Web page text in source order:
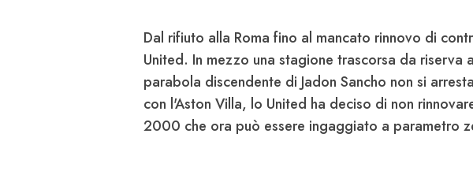
Dal rifiuto alla Roma fino al mancato rinnovo di
United. In mezzo una stagione trascorsa da riserva
parabola discendente diJadon Sancho non si
con l'Aston Villa, lo United ha deciso di non
2000 che ora può essere ingaggiato a parametro